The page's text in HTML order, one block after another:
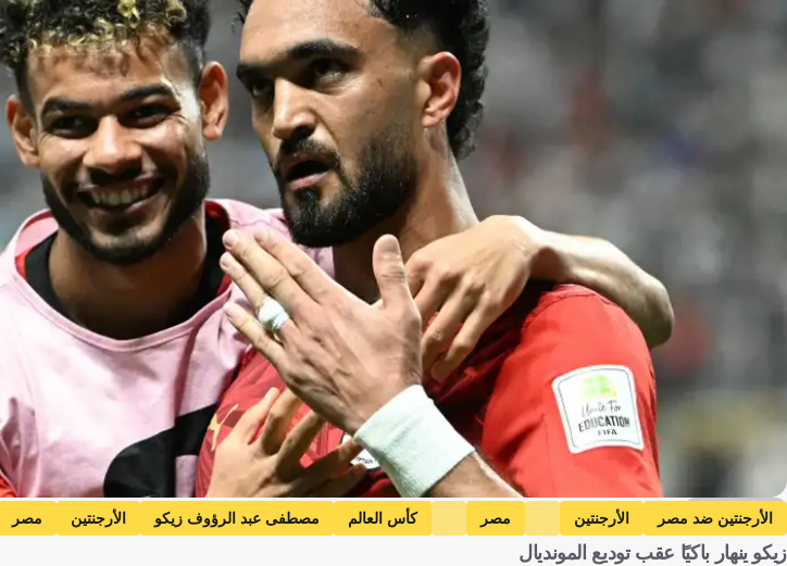
Getty Images
الأرجنتين ضد مصر الأرجنتين مصر كأس العالم مصطفى عبد الرؤوف زيكو الأرجنتين مصر
زيكو ينهار باكيًا عقب توديع المونديال